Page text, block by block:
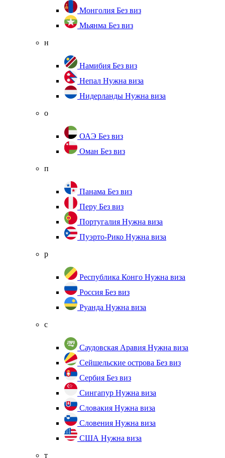
Монголия Без виз
Мьянма Без виз
н
Намибия Без виз
Непал Нужна виза
Нидерланды Нужна виза
о
ОАЭ Без виз
Оман Без виз
п
Панама Без виз
Перу Без виз
Португалия Нужна виза
Пуэрто-Рико Нужна виза
р
Республика Конго Нужна виза
Россия Без виз
Руанда Нужна виза
с
Саудовская Аравия Нужна виза
Сейшельские острова Без виз
Сербия Без виз
Сингапур Нужна виза
Словакия Нужна виза
Словения Нужна виза
США Нужна виза
т